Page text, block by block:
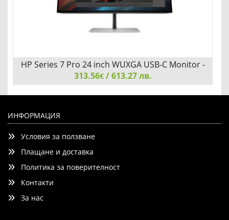
HP Series 7 Pro 24 inch WUXGA USB-C Monitor -
724pu
313.56€/ 613.27 лв.
ИНФОРМАЦИЯ
Условия за ползване
Плащане и доставка
Политика за поверителност
Контакти
За нас